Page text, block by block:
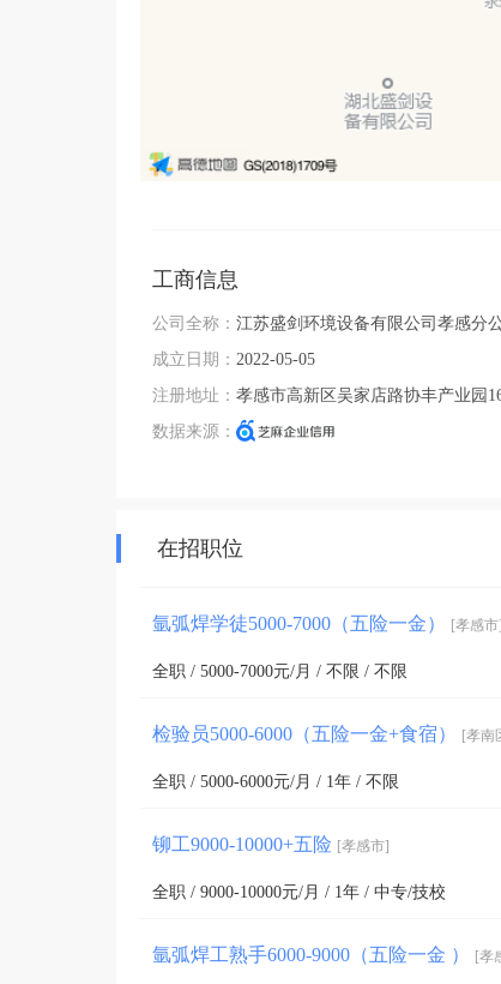
工商信息
公司全称： 江苏盛剑环境设备有限公司孝感分
成立日期： 2022-05-05
注册地址： 孝感市高新区吴家店路协丰产业园
数据来源：
在招职位
氩弧焊学徒5000-7000（五险一金） [孝感市]
全职 / 5000-7000元/月 / 不限 / 不限
检验员5000-6000（五险一金+食宿） [孝南
全职 / 5000-6000元/月 / 1年 / 不限
铆工9000-10000+五险 [孝感市]
全职 / 9000-10000元/月 / 1年 / 中专/技校
氩弧焊工熟手6000-9000（五险一金 ） [孝